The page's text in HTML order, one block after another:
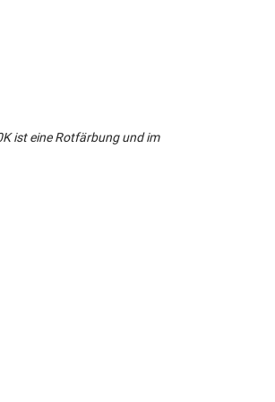
ist eine Rotfärbung und im